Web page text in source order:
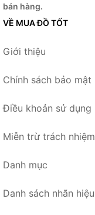
bán hàng.
VỀ MUA ĐỒ TỐT
Giới thiệu
Chính sách bảo mật
Điều khoản sử dụng
Miễn trừ trách nhiệm
Danh mục
Danh sách nhãn hiệu